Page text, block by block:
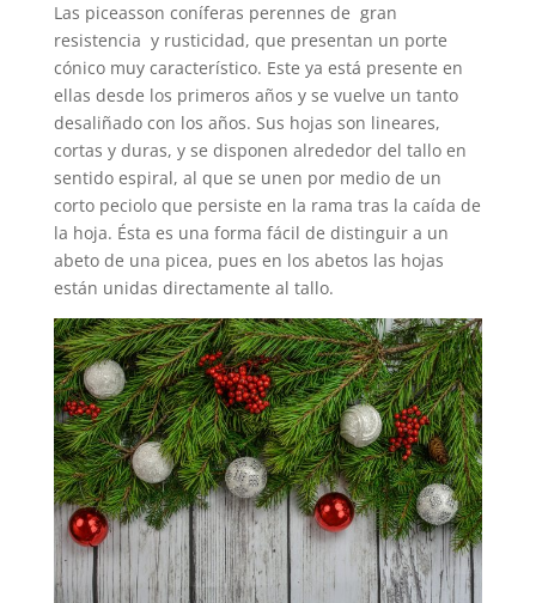
Las piceasson coníferas perennes de gran
resistencia y rusticidad, que presentan un porte
cónico muy característico. Este ya está presente en
ellas desde los primeros años y se vuelve un tanto
desaliñado con los años. Sus hojas son lineares,
cortas y duras, y se disponen alrededor del tallo en
sentido espiral, al que se unen por medio de un
corto peciolo que persiste en la rama tras la caída de
la hoja. Ésta es una forma fácil de distinguir a un
abeto de una picea, pues en los abetos las hojas
están unidas directamente al tallo.